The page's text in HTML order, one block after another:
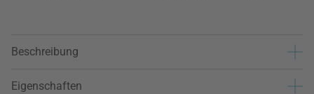
Beschreibung
Eigenschaften